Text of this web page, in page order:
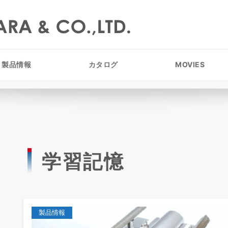
製品情報 カタログ MOVIES
学習記憶
製品情報